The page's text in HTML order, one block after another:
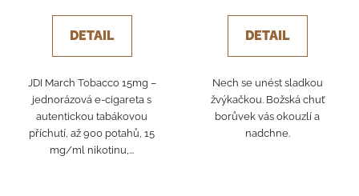
DETAIL
JDI March Tobacco 15mg –
jednorázová e-cigareta s
autentickou tabákovou
příchutí, až 900 potahů, 15
mg/ml nikotinu,...
DETAIL
Nech se unést sladkou
žvýkačkou. Božská chuť
borůvek vás okouzlí a
nadchne.